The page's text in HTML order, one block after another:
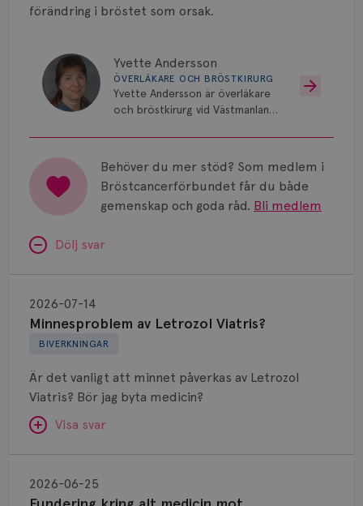
förändring i bröstet som orsak.
Yvette Andersson
ÖVERLÄKARE OCH BRÖSTKIRURG
Yvette Andersson är överläkare
och bröstkirurg vid Västmanlands
Behöver du mer stöd? Som medlem i
Bröstcancerförbundet får du både
gemenskap och goda råd. Bli medlem
Dölj svar
BIVERKNINGAR
Minnesproblem av Letrozol Viatris?
2026-07-14
Är det vanligt att minnet påverkas av Letrozol
Viatris? Bör jag byta medicin?
Visa svar
SVAR:
Letrozol
Viatris?
2026-06-25
kring